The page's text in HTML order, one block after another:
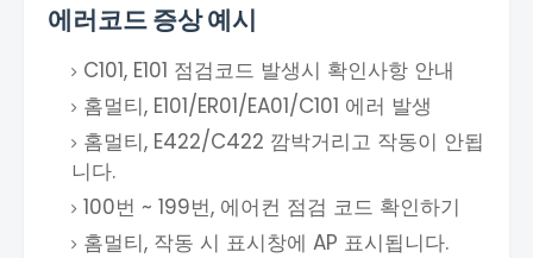
에러코드 증상 예시
C101, E101 점검코드 발생시 확인사항 안내
홈멀티, E101/ER01/EA01/C101 에러 발생
홈멀티, E422/C422 깜박거리고 작동이 안됩
니다.
100번 ~ 199번, 에어컨 점검 코드 확인하기
홈멀티, 작동 시 표시창에 AP 표시됩니다.